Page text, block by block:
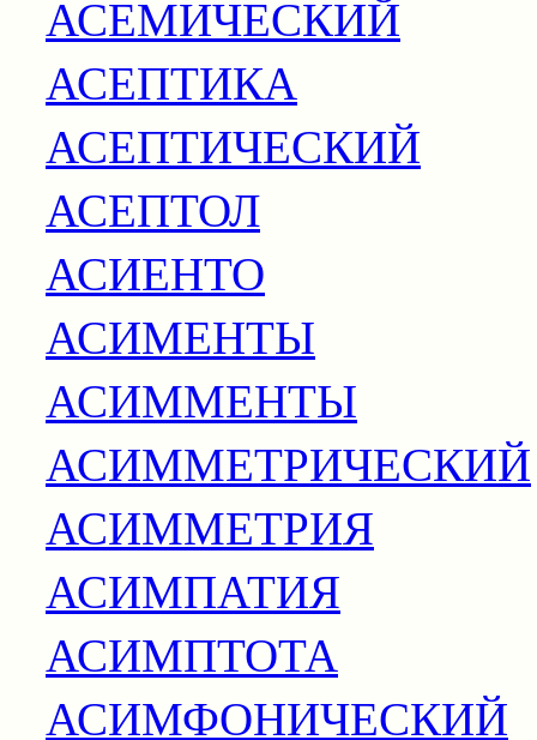
АСЕМИЧЕСКИЙ
АСЕПТИКА
АСЕПТИЧЕСКИЙ
АСЕПТОЛ
АСИЕНТО
АСИМЕНТЫ
АСИММЕНТЫ
АСИММЕТРИЧЕСКИЙ
АСИММЕТРИЯ
АСИМПАТИЯ
АСИМПТОТА
АСИМФОНИЧЕСКИЙ